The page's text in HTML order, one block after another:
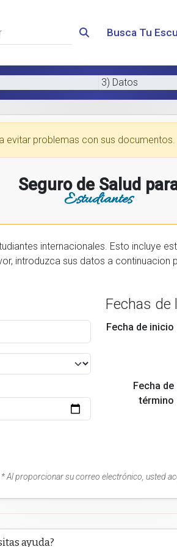
Busca Tu
3) Datos
evitar problemas con sus documentos.
Seguro de Salud
Estudiantes
incluye estudiantes internactionales en los EE.UU. y tambien
Fechas de
Fecha de inicio
Fecha de
término
* Al proporcionar su correo electrónico, usted
ayuda?